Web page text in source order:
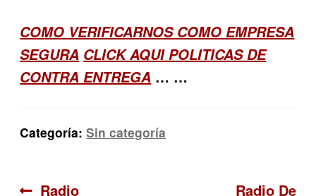
COMO VERIFICARNOS COMO EMPRESA
SEGURA CLICK AQUI POLITICAS DE
CONTRA ENTREGA … …
Categoría:Sin categoría
Anterior:
Radio
Siguiente:
Radio De